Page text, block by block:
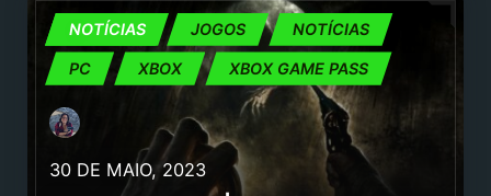
ID@XBOX JOGOS NOTÍCIAS
PC XBOX XBOX GAME PASS
30 DE MAIO, 2023
NOTÍCIAS